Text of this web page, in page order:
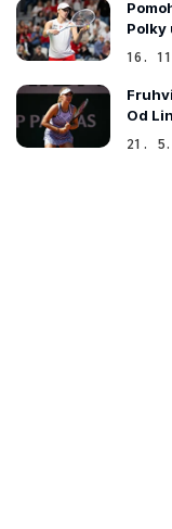
Polky
16.
Od
21. 5.